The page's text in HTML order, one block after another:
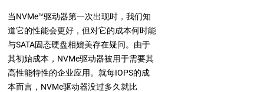
当NVMe™驱动器第一次出现时，我们知
道它的性能会更好，但对它的成本何时能
与SATA固态硬盘相媲美存在疑问。由于
其初始成本，NVMe驱动器被用于需要其
高性能特性的企业应用。就每IOPS的成
本而言，NVMe驱动器没过多久就比